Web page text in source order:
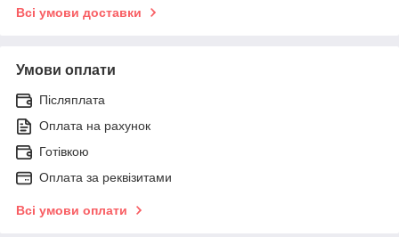
Всі умови доставки
Умови оплати
Післяплата
Оплата на рахунок
Готівкою
Оплата за реквізитами
Всі умови оплати